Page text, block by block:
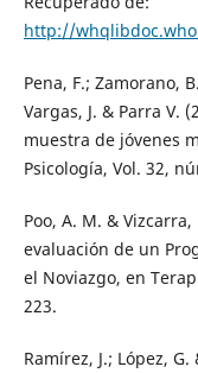
http://
Pena, F.; Zamorano,
Vargas, J. & Parra V.
muestra de jóvenes
Psicología, Vol. 32,
Poo, A. M. &
evaluación de un
el Noviazgo, en
223.
Ramírez, J.; López,